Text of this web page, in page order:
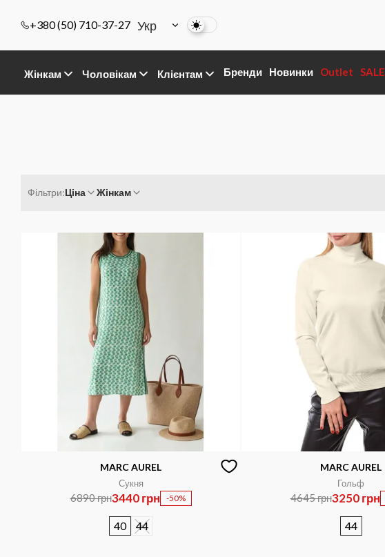
+380 (50) 710-37-27 Укр
Жінкам Чоловікам Клієнтам Бренди Новинки Outlet SALE
Фільтри:Ціна Жінкам
MARC AUREL
Сукня
6890 грн3440 грн -50%
40 44
MARC AUREL
Гольф
4645 грн3250 грн
44